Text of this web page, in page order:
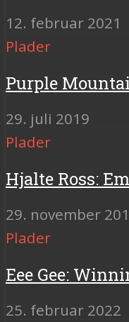
12. februar 2021
Plader
Purple
29. juli 2019
Plader
Hjalte Ross:
29. november
Plader
Eee Gee:
25. februar 2022